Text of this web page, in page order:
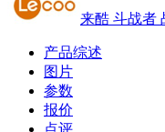
来酷 斗战者
产品综述
图片
参数
报价
点评